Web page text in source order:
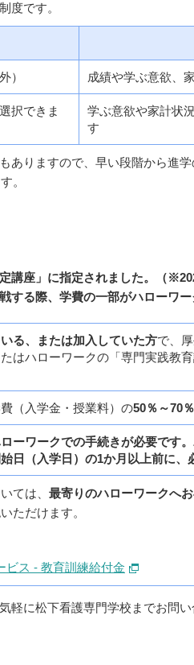
度です。
） 成績や学ぶ意欲、
択できま
学ぶ意欲や家計状
す
りますので、早い段階から進
。
講座」に指定されました。（
する際、学費の一部がハローワ
る、または加入していた方で、
はハローワークの「専門実践教
（入学金・授業料）の50％～70
ーワークでの手続きが必要です。
日（入学日）の1か月以上前に、
ては、 最寄りのハローワークへ
ただけます。
ビス - 教育訓練給付金
に松下看護専門学校までお問